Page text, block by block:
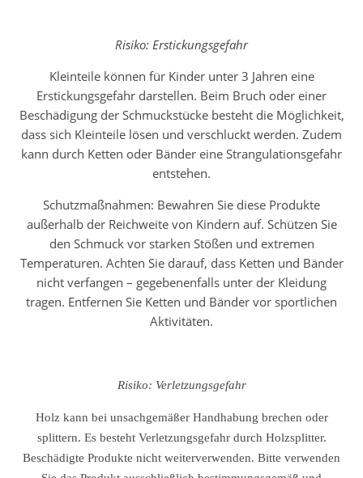
Risiko: Erstickungsgefahr
Kleinteile können für Kinder unter 3 Jahren eine
Erstickungsgefahr darstellen. Beim Bruch oder einer
Beschädigung der Schmuckstücke besteht die Möglichkeit,
dass sich Kleinteile lösen und verschluckt werden. Zudem
kann durch Ketten oder Bänder eine Strangulationsgefahr
entstehen.
Schutzmaßnahmen: Bewahren Sie diese Produkte
außerhalb der Reichweite von Kindern auf. Schützen Sie
den Schmuck vor starken Stößen und extremen
Temperaturen. Achten Sie darauf, dass Ketten und Bänder
nicht verfangen – gegebenenfalls unter der Kleidung
tragen. Entfernen Sie Ketten und Bänder vor sportlichen
Aktivitäten.
Risiko: Verletzungsgefahr
Holz kann bei unsachgemäßer Handhabung brechen oder
splittern. Es besteht Verletzungsgefahr durch Holzsplitter.
Beschädigte Produkte nicht weiterverwenden. Bitte verwenden